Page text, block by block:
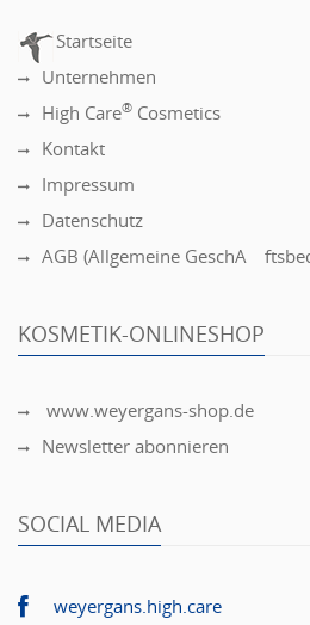
Startseite
Unternehmen
High Care® Cosmetics
Kontakt
Impressum
Datenschutz
AGB (Allgemeine
KOSMETIK-ONLINESHOP
www.weyergans-shop.de
Newsletter abonnieren
SOCIAL MEDIA
weyergans.high.care